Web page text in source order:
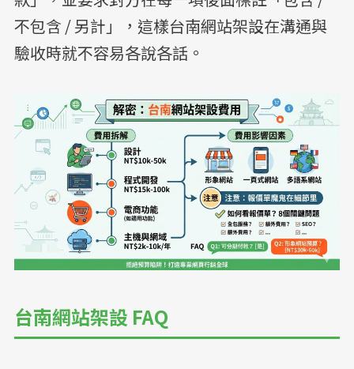
不包含 / 另計」，這樣台南網站架設在溝通與
驗收時就不容易各說各話。
台南網站架設 FAQ